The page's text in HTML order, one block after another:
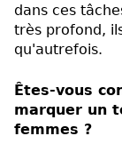
dans ces
très profond,
qu'autrefois.
Êtes-vous
marquer un
femmes ?